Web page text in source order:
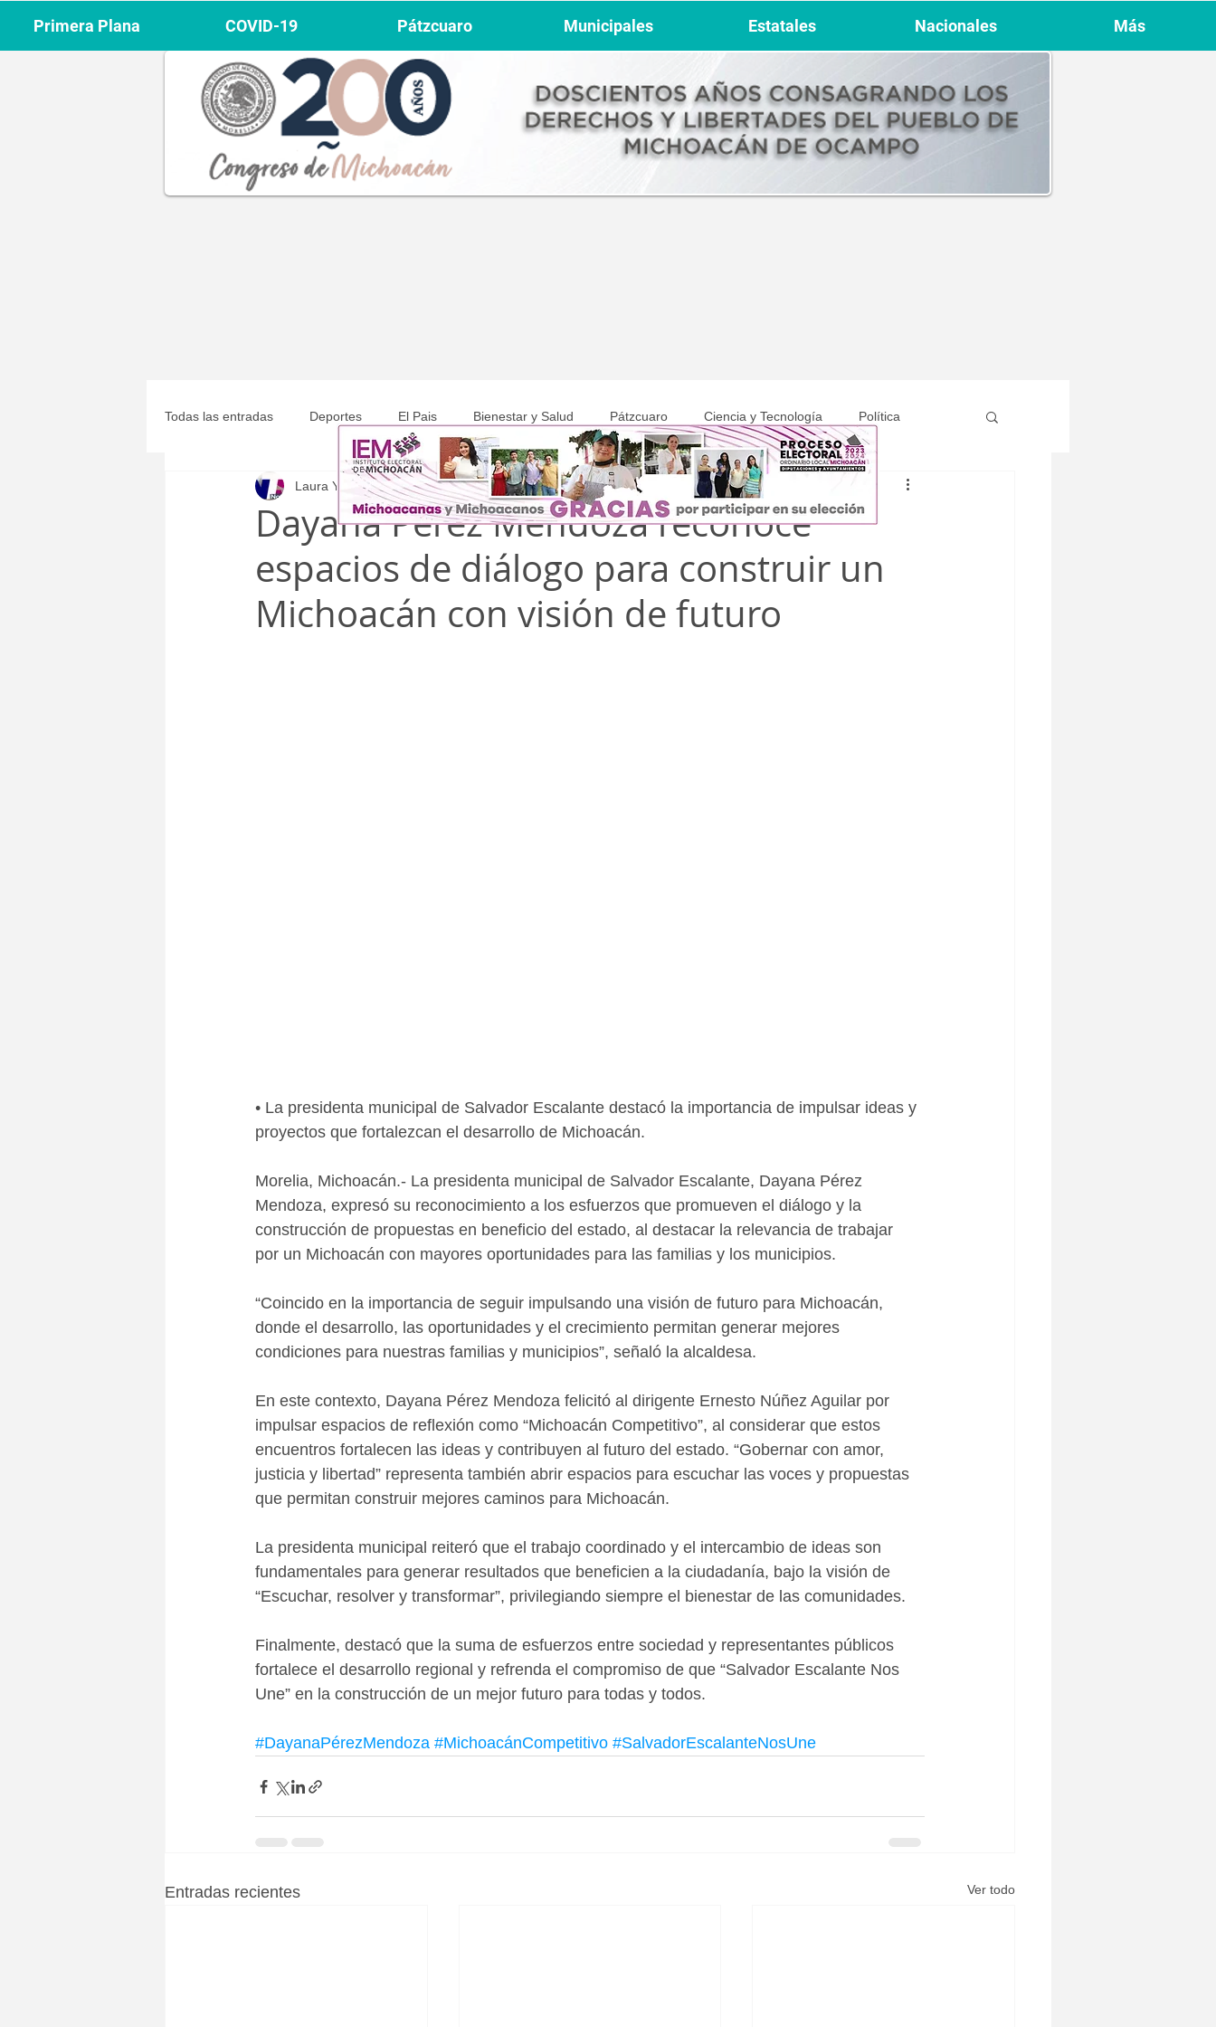
Todas las entradas Deportes El Pais Bienestar y Salud Pátzcuaro Ciencia y Tecnología Política
Michoacán Municipales COVID-19
Dayana Pérez Mendoza reconoce
espacios de diálogo para construir un
Michoacán con visión de futuro
Laura Yépez 19 may 1 min de lectura
• La presidenta municipal de Salvador Escalante destacó la importancia de impulsar ideas y
proyectos que fortalezcan el desarrollo de Michoacán.
Morelia, Michoacán.- La presidenta municipal de Salvador Escalante, Dayana Pérez
Mendoza, expresó su reconocimiento a los esfuerzos que promueven el diálogo y la
construcción de propuestas en beneficio del estado, al destacar la relevancia de trabajar
por un Michoacán con mayores oportunidades para las familias y los municipios.
“Coincido en la importancia de seguir impulsando una visión de futuro para Michoacán,
donde el desarrollo, las oportunidades y el crecimiento permitan generar mejores
condiciones para nuestras familias y municipios”, señaló la alcaldesa.
En este contexto, Dayana Pérez Mendoza felicitó al dirigente Ernesto Núñez Aguilar por
impulsar espacios de reflexión como “Michoacán Competitivo”, al considerar que estos
encuentros fortalecen las ideas y contribuyen al futuro del estado. “Gobernar con amor,
justicia y libertad” representa también abrir espacios para escuchar las voces y propuestas
que permitan construir mejores caminos para Michoacán.
La presidenta municipal reiteró que el trabajo coordinado y el intercambio de ideas son
fundamentales para generar resultados que beneficien a la ciudadanía, bajo la visión de
“Escuchar, resolver y transformar”, privilegiando siempre el bienestar de las comunidades.
Finalmente, destacó que la suma de esfuerzos entre sociedad y representantes públicos
fortalece el desarrollo regional y refrenda el compromiso de que “Salvador Escalante Nos
Une” en la construcción de un mejor futuro para todas y todos.
#DayanaPérezMendoza #MichoacánCompetitivo #SalvadorEscalanteNosUne
Entradas recientes Ver todo
Primera Plana COVID-19 Pátzcuaro Municipales Estatales Nacionales Más